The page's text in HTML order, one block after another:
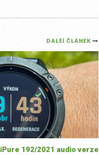
DALŠÍ ČLÁNEK
iPure 192/2021 audio verze